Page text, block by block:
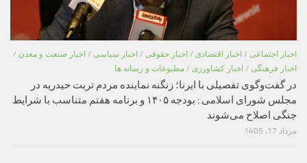
اخبار اجتماعی / اخبار اقتصادی / اخبار حقوقی / اخبار سیاسی / اخبار صنعت و معدن /
اخبار فرهنگی / اخبار کشاورزی / مطبوعات و رسانه ها
در گفت‌وگوی تفصیلی با ایرنا؛ زنگنه نماینده مردم تربت حیدریه در
مجلس شورای اسلامی : بودجه ۱۴۰۵ و برنامه هفتم متناسب با شرایط
جنگی اصلاح می‌شوند
مرداد 17, 1405